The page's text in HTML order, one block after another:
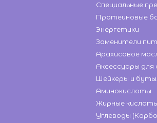
Специальные
Протеиновые
Энергетики
Заменители
Арахисовое
Аксессуары
Шейкеры и
Аминокислоты
Жирные
Углеводы